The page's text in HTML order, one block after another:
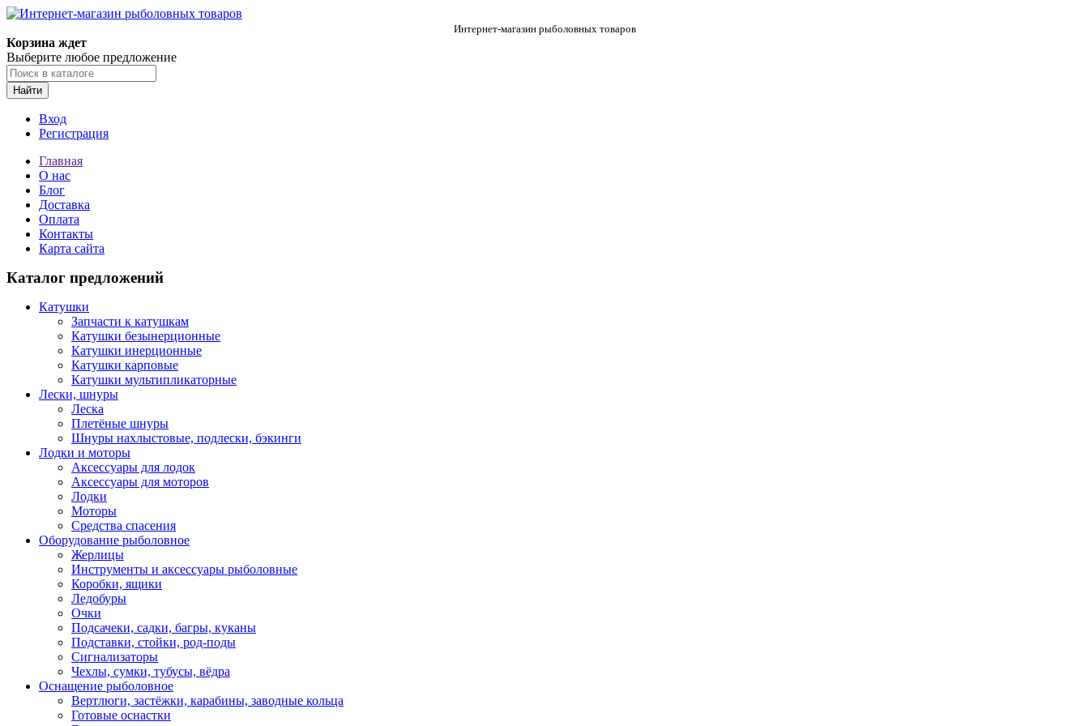
Интернет-магазин рыболовных товаров
Корзина ждет
Выберите любое предложение
Найти
Вход
Регистрация
Главная
О нас
Блог
Доставка
Оплата
Контакты
Карта сайта
Каталог предложений
Катушки
Запчасти к катушкам
Катушки безынерционные
Катушки инерционные
Катушки карповые
Катушки мультипликаторные
Лески, шнуры
Леска
Плетёные шнуры
Шнуры нахлыстовые, подлески, бэкинги
Лодки и моторы
Аксессуары для лодок
Аксессуары для моторов
Лодки
Моторы
Средства спасения
Оборудование рыболовное
Жерлицы
Инструменты и аксессуары рыболовные
Коробки, ящики
Ледобуры
Очки
Подсачеки, садки, багры, куканы
Подставки, стойки, род-поды
Сигнализаторы
Чехлы, сумки, тубусы, вёдра
Оснащение рыболовное
Вертлюги, застёжки, карабины, заводные кольца
Готовые оснастки